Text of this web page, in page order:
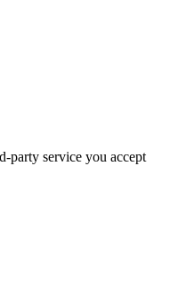
party service you accept